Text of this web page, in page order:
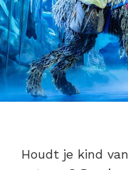
Houdt je kind